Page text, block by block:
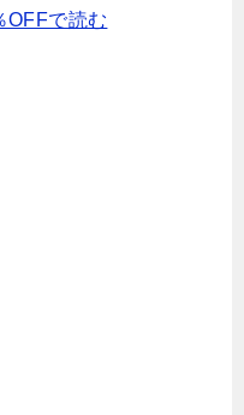
OFFで読む